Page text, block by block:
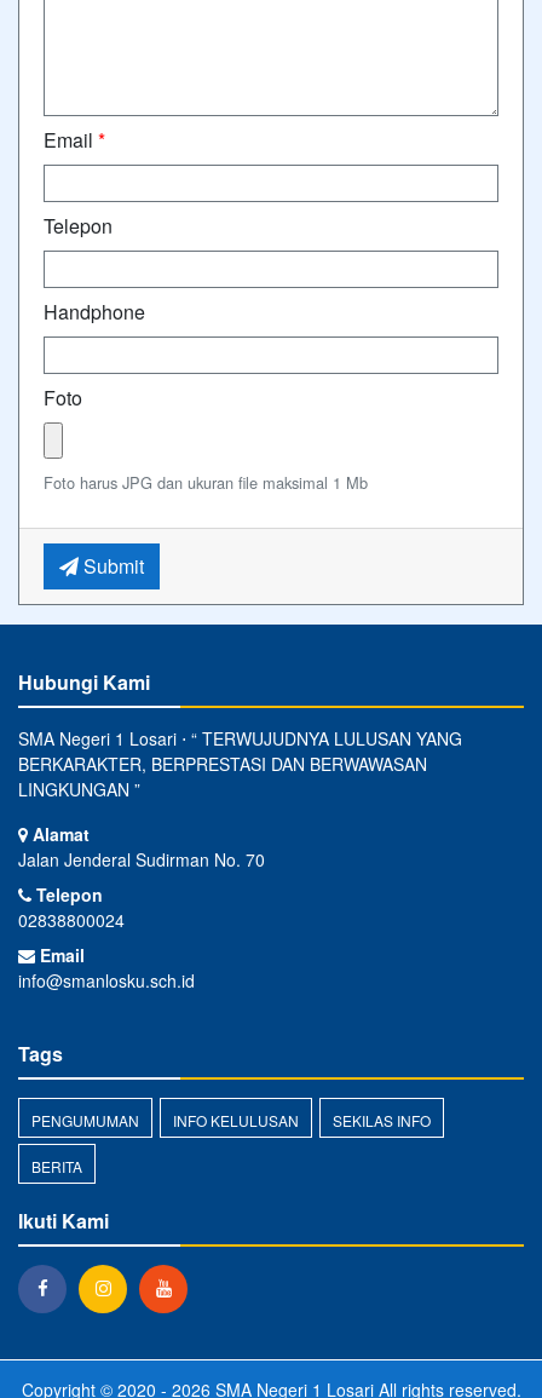
Email *
Telepon
Handphone
Foto
Foto harus JPG dan ukuran file maksimal 1 Mb
Submit
Hubungi Kami
SMA Negeri 1 Losari ⋅ “ TERWUJUDNYA LULUSAN YANG
BERKARAKTER, BERPRESTASI DAN BERWAWASAN
LINGKUNGAN ”
Alamat
Jalan Jenderal Sudirman No. 70
Telepon
02838800024
Email
info@smanlosku.sch.id
Tags
PENGUMUMAN INFO KELULUSAN SEKILAS INFO
BERITA
Ikuti Kami
Copyright © 2020 - 2026 SMA Negeri 1 LosariAll rights reserved.